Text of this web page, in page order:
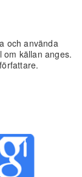
och använda
om källan anges.